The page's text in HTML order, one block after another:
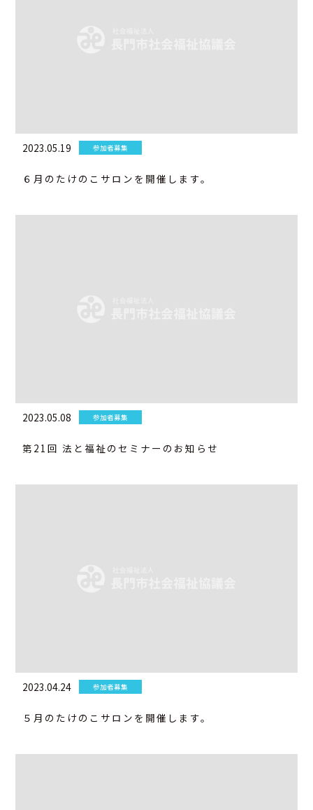
2023.05.19 参加者募集
６月のたけのこサロンを開催します。
2023.05.08 参加者募集
第21回 法と福祉のセミナーのお知らせ
2023.04.24 参加者募集
５月のたけのこサロンを開催します。